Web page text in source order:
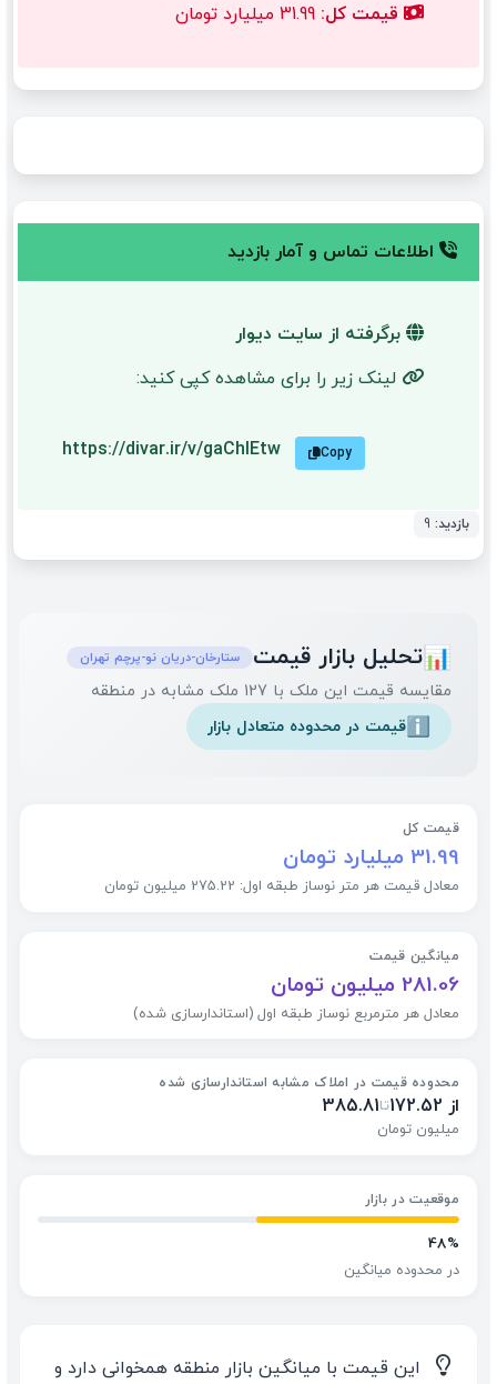
قیمت کل:
اطلاعات تماس و آمار بازدید
برگرفته از سایت دیوار
لینک زیر را برای مشاهده کپی کنید:
https://divar.ir/v/gaChIEtw Copy
بازدید: 9
📊تحلیل بازار قیمت ستارخان-دریان نو-پرچم تهران
مقایسه قیمت این ملک با 127 ملک مشابه در منطقه
ℹ️قیمت در محدوده متعادل بازار
قیمت کل
31.99 میلیارد تومان
معادل قیمت هر متر نوساز طبقه اول: 275.22 میلیون تومان
میانگین قیمت
281.06 میلیون تومان
معادل هر مترمربع نوساز طبقه اول (استاندارسازی شده)
محدوده قیمت در املاک مشابه استاندارسازی شده
از 172.52 تا385.81
میلیون تومان
موقعیت در بازار
48%
در محدوده میانگین
💡
این قیمت با میانگین بازار منطقه همخوانی دارد و